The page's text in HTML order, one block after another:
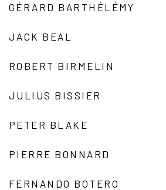
GÉRARD BARTHÉLÉMY
JACK BEAL
ROBERT BIRMELIN
JULIUS BISSIER
PETER BLAKE
PIERRE BONNARD
FERNANDO BOTERO